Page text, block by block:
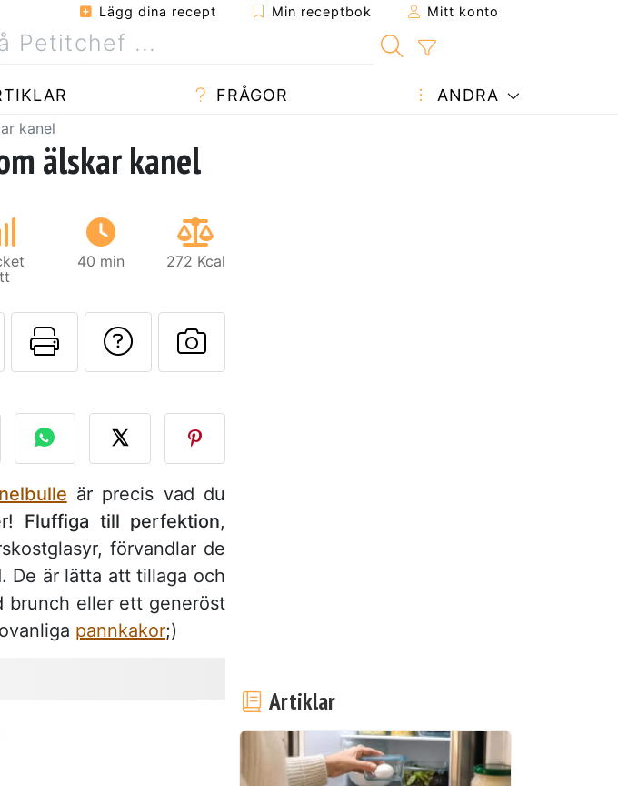
Lägg dina recept Min receptbok Mitt konto
FRÅGOR ANDRA
kanel
älskar kanel
40 min 272 Kcal
Skicka detta recept till en vän
Skriv ut denna sida
Ställa en fråga till författaren
Lägg upp ditt foto av detta
är precis vad du
Fluffiga till perfektion,
förvandlar de
De är lätta att tillaga och
brunch eller ett generöst
pannkakor;)
Artiklar